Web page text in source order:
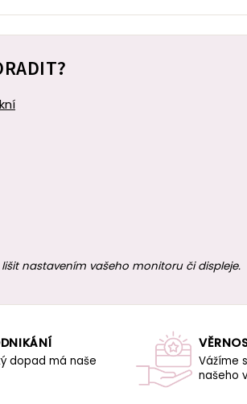
nastavením vašeho monitoru či displeje.
dopad má naše
Vážíme
našeho